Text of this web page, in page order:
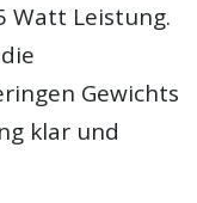
Watt Leistung.
Gewichts
klar und